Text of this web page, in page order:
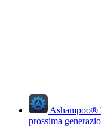
Ashampoo®
prossima